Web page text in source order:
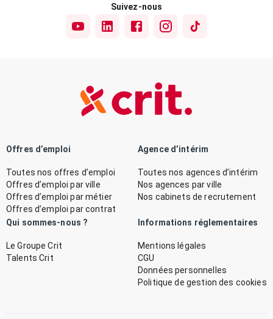
Suivez-nous
Offres d’emploi
Toutes nos offres d’emploi
Offres d’emploi par ville
Offres d’emploi par métier
Offres d’emploi par contrat
Agence d’intérim
Toutes nos agences d’intérim
Nos agences par ville
Nos cabinets de recrutement
Qui sommes-nous ?
Le Groupe Crit
Talents Crit
Informations réglementaires
Mentions légales
CGU
Données personnelles
Politique de gestion des cookies